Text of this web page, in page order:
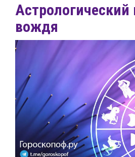
Астрологический
вождя